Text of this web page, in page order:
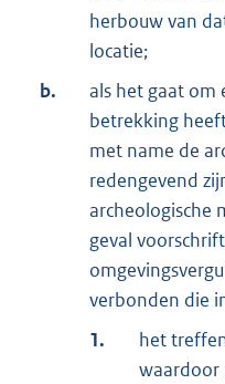
herbouw van
locatie;
b.
als het gaat om
betrekking
met name de
redengevend
archeologische
geval
verbonden die
1.
het
waardoor